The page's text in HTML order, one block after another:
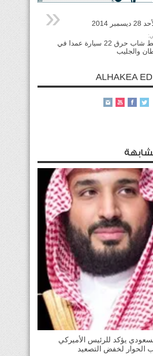
2014
ضبط شاب حرق 22 سيارة عمدا في
والجليب
يؤكد للرئيس الأميركي
الحوار لخفض التصعيد